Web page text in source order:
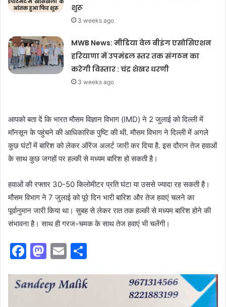
शुरू
3 weeks ago
MWB News: मीडिया वेल बीइंग एसोसिएशन
हरियाणा में उपमंडल स्तर तक संगठन का
करेगी विस्तार : चंद्र शेखर धरणी
3 weeks ago
आपको बता दें कि भारत मौसम विज्ञान विभाग (IMD) ने 2 जुलाई को दिल्ली में
मॉनसून के पहुंचने की आधिकारिक पुष्टि की थी. मौसम विभाग ने दिल्ली में अगले
कुछ घंटों में बारिश को लेकर ऑरेंज अलर्ट जारी कर दिया है. इस दौरान तेज हवाओं
के साथ कुछ जगहों पर हल्की से मध्यम बारिश हो सकती है।
हवाओं की रफ्तार 30-50 किलोमीटर प्रति घंटा या उससे ज्यादा रह सकती है।
मौसम विभाग ने 7 जुलाई को पूरे दिन भारी बारिश और तेज हवाएं चलने का
पूर्वानुमान जारी किया था। सुबह से लेकर रात तक हल्की से मध्यम बारिश होने की
संभावना है। साथ ही गरज-चमक के साथ तेज हवाएं भी चलेंगी।
F
c
M
st
o
E
ai ar